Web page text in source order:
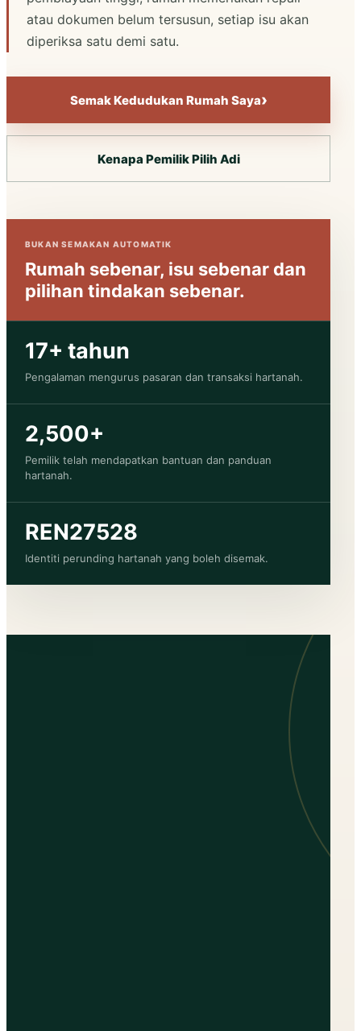
atau dokumen belum tersusun, setiap isu akan
diperiksa satu demi satu.
Semak Kedudukan Rumah Saya›
Kenapa Pemilik Pilih Adi
BUKAN SEMAKAN AUTOMATIK
Rumah sebenar, isu sebenar dan
pilihan tindakan sebenar.
17+ tahun
Pengalaman mengurus pasaran dan transaksi hartanah.
2,500+
Pemilik telah mendapatkan bantuan dan panduan
hartanah.
REN27528
Identiti perunding hartanah yang boleh disemak.